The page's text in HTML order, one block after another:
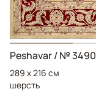
Peshavar / № 3490
289 x 216 см
шерсть